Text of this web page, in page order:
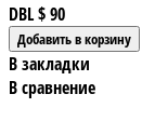
DBL$ 90
В закладки
В сравнение